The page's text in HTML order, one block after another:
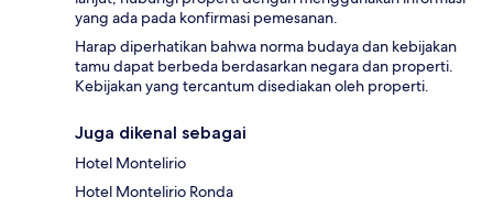
yang ada pada konfirmasi pemesanan.
Harap diperhatikan bahwa norma budaya dan kebijakan
tamu dapat berbeda berdasarkan negara dan properti.
Kebijakan yang tercantum disediakan oleh properti.
Juga dikenal sebagai
Hotel Montelirio
Hotel Montelirio Ronda